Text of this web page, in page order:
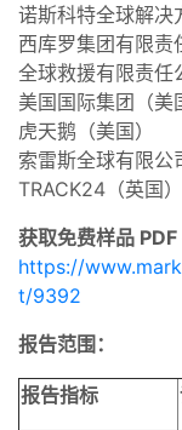
诺斯科特全球解决
西库罗集团有限责
全球救援有限责任
美国国际集团（美
虎天鹅（美国）
索雷斯全球有限公
TRACK24（英国）
获取免费样品 PDF
https://
t/9392
报告范围：
报告指标